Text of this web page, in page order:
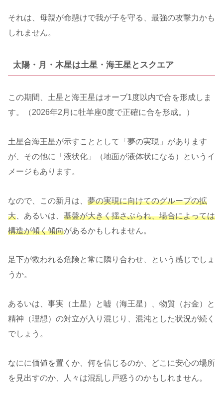
それは、母親が命懸けで我が子を守る、最強の攻撃力かも
しれません。
太陽・月・木星は土星・海王星とスクエア
この期間、土星と海王星はオーブ1度以内で合を形成しま
す。（2026年2月に牡羊座0度で正確に合を形成。）
土星合海王星が示すこととして「夢の実現」があります
が、その他に「液状化」（地面が液体状になる）というイ
メージもあります。
なので、この新月は、 夢の実現に向けてのグループの拡
大 、あるいは、 基盤が大きく揺さぶられ、場合によっては
構造が傾く傾向があるかもしれません。
足下が救われる危険と常に隣り合わせ、という感じでしょ
うか。
あるいは、事実（土星）と嘘（海王星）、物質（お金）と
精神（理想）の対立が入り混じり、混沌とした状況が続く
でしょう。
なにに価値を置くか、何を信じるのか、どこに安心の場所
を見出すのか、人々は混乱し戸惑うのかもしれません。